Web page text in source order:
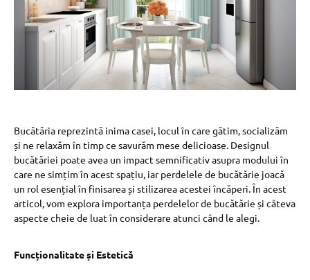
Bucătăria reprezintă inima casei, locul în care gătim, socializăm
și ne relaxăm în timp ce savurăm mese delicioase. Designul
bucătăriei poate avea un impact semnificativ asupra modului în
care ne simțim în acest spațiu, iar perdelele de bucătărie joacă
un rol esențial în finisarea și stilizarea acestei încăperi. În acest
articol, vom explora importanța perdelelor de bucătărie și câteva
aspecte cheie de luat în considerare atunci când le alegi.
Funcționalitate și Estetică